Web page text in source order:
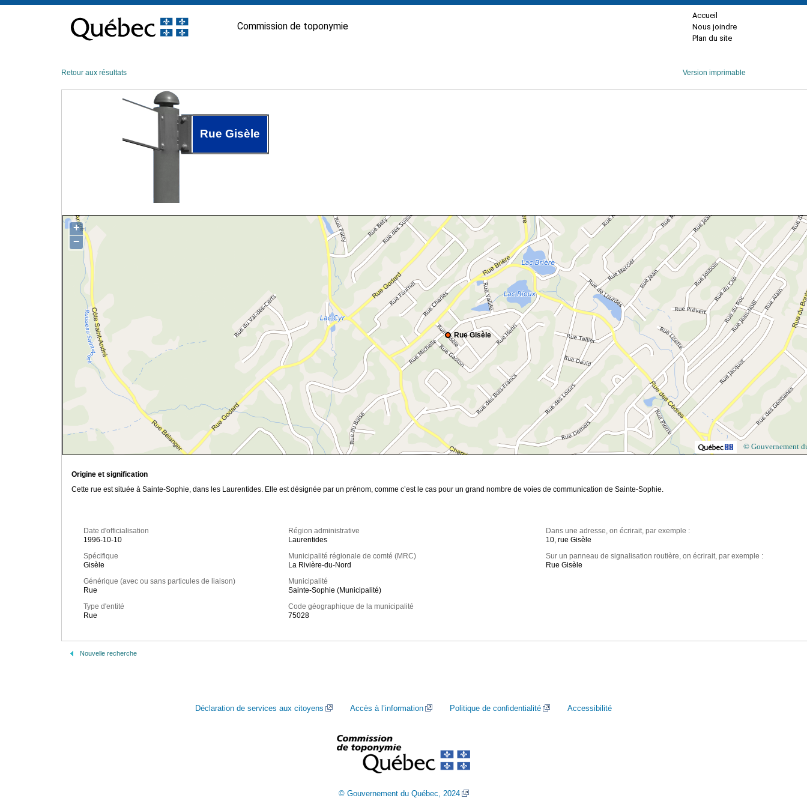
contenu
Commission de toponymie
Accueil
Nous joindre
Plan du site
Retour aux résultats Version imprimable
Rue Gisèle
Rue Gisèle
+
−
© Gouvernement
Origine et signification
Cette rue est située à Sainte-Sophie, dans les Laurentides. Elle est désignée par un prénom, comme c’est le cas pour un grand nombre de voies de communication de Sainte-Sophie.
Date d'officialisation
1996-10-10
Spécifique
Gisèle
Générique (avec ou sans particules de liaison)
Rue
Type d'entité
Rue
Région administrative
Laurentides
Municipalité régionale de comté (MRC)
La Rivière-du-Nord
Municipalité
Sainte-Sophie (Municipalité)
Code géographique de la municipalité
75028
Dans une adresse, on écrirait, par exemple :
10, rue Gisèle
Sur un panneau de signalisation routière, on écrirait, par exemple :
Rue Gisèle
Nouvelle recherche
Déclaration de services aux citoyens Accès à l’information Politique de confidentialité Accessibilité
© Gouvernement du Québec, 2024